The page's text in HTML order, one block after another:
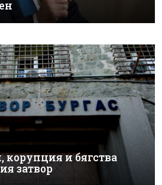
корупция и бягства
затвор